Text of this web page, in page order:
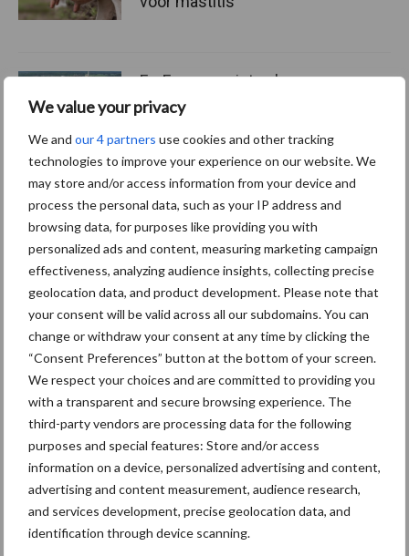
We value your privacy
We and our 4 partners use cookies and other tracking
technologies to improve your experience on our website. We
may store and/or access information from your device and
process the personal data, such as your IP address and
browsing data, for purposes like providing you with
personalized ads and content, measuring marketing campaign
effectiveness, analyzing audience insights, collecting precise
geolocation data, and product development. Please note that
your consent will be valid across all our subdomains. You can
change or withdraw your consent at any time by clicking the
“Consent Preferences” button at the bottom of your screen.
We respect your choices and are committed to providing you
with a transparent and secure browsing experience. The
third-party vendors are processing data for the following
purposes and special features: Store and/or access
information on a device, personalized advertising and content,
advertising and content measurement, audience research,
and services development, precise geolocation data, and
identification through device scanning.
ForFarmers ziet volume en
marktaandeel groeien in
krimpende Nederlandse
markt
Themapagina's
Diergezondheid Bemesting Fokkerij
Bedrijfsnieuws
Ligbox &
Voerhekken
Toon meer